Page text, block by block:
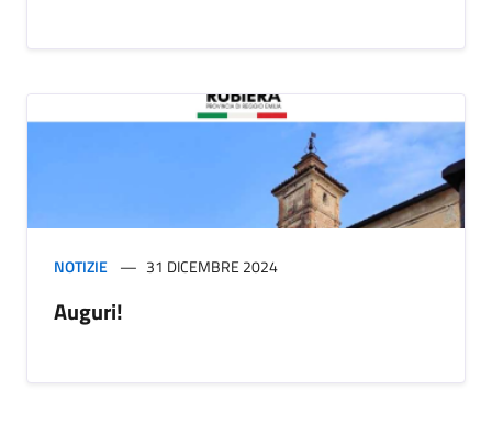
NOTIZIE 31 DICEMBRE 2024
Auguri!